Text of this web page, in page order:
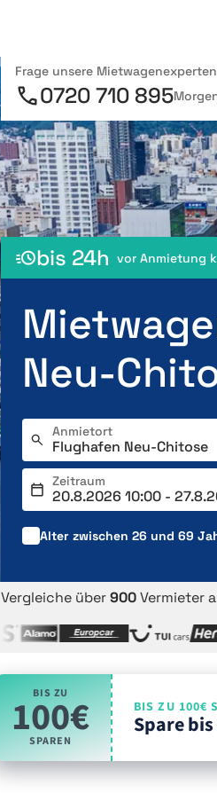
Frage unsere Mietwagenexperten
0720 710 895
bis 24h vor Anmietung
Neu-
Anmietort
Zeitraum
Alter zwischen 26 und 69
Vergleiche über900Vermieter
BIS ZU
100€
SPAREN
BIS ZU 100€
Spare